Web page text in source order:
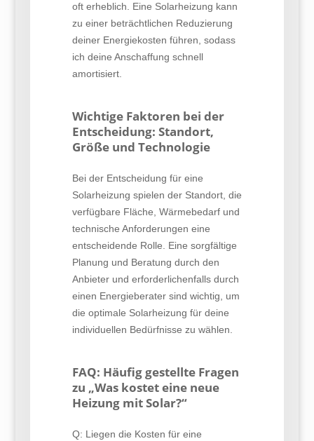
oft erheblich. Eine Solarheizung kann
zu einer beträchtlichen Reduzierung
deiner Energiekosten führen, sodass
ich deine Anschaffung schnell
amortisiert.
Wichtige Faktoren bei der
Entscheidung: Standort,
Größe und Technologie
Bei der Entscheidung für eine
Solarheizung spielen der Standort, die
verfügbare Fläche, Wärmebedarf und
technische Anforderungen eine
entscheidende Rolle. Eine sorgfältige
Planung und Beratung durch den
Anbieter und erforderlichenfalls durch
einen Energieberater sind wichtig, um
die optimale Solarheizung für deine
individuellen Bedürfnisse zu wählen.
FAQ: Häufig gestellte Fragen
zu „Was kostet eine neue
Heizung mit Solar?“
Q: Liegen die Kosten für eine